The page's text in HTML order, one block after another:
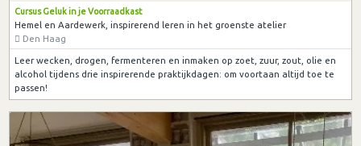
Cursus Geluk in je Voorraadkast
Hemel en Aardewerk, inspirerend leren in het groenste atelier
Den Haag
Leer wecken, drogen, fermenteren en inmaken op zoet, zuur, zout, olie en
alcohol tijdens drie inspirerende praktijkdagen: om voortaan altijd toe te
passen!